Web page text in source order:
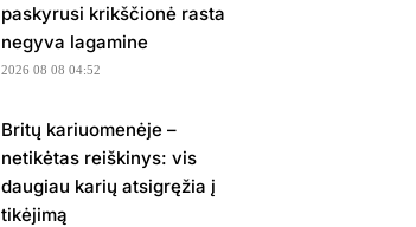
paskyrusi krikščionė rasta
negyva lagamine
2026 08 08 04:52
Britų kariuomenėje –
netikėtas reiškinys: vis
daugiau karių atsigręžia į
tikėjimą